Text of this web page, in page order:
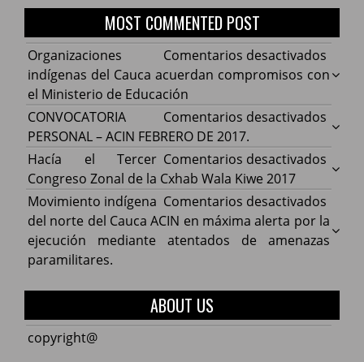
MOST COMMENTED POST
Comentarios desactivados
Cauca
con
de
Organizaciones
indígenas del Cauca acuerdan compromisos con
el Ministerio de Educación
Comentarios desactivados
ACIN
DE
CONVOCATORIA
PERSONAL – ACIN FEBRERO DE 2017.
Comentarios desactivados
Hacía
la
Hacía el Tercer
Congreso Zonal de la Cxhab Wala Kiwe 2017
Comentarios desactivados
Cauca
Movimiento indígena
del norte del Cauca ACIN en máxima alerta por la
ejecución mediante atentados de amenazas
paramilitares.
ABOUT US
copyright@